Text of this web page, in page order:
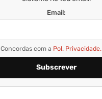
Email:
Concordas com a Pol. Privacidade.